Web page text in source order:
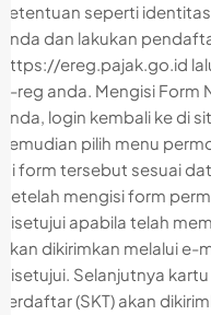
ketentuan seperti
anda dan lakukan
https://ereg.pajak.go.id
e-reg anda. Mengisi
anda, login kembali ke di
kemudian pilih menu
isi form tersebut sesuai
Setelah mengisi form
disetujui apabila telah
akan dikirimkan melalui
disetujui. Selanjutnya
Terdaftar (SKT) akan